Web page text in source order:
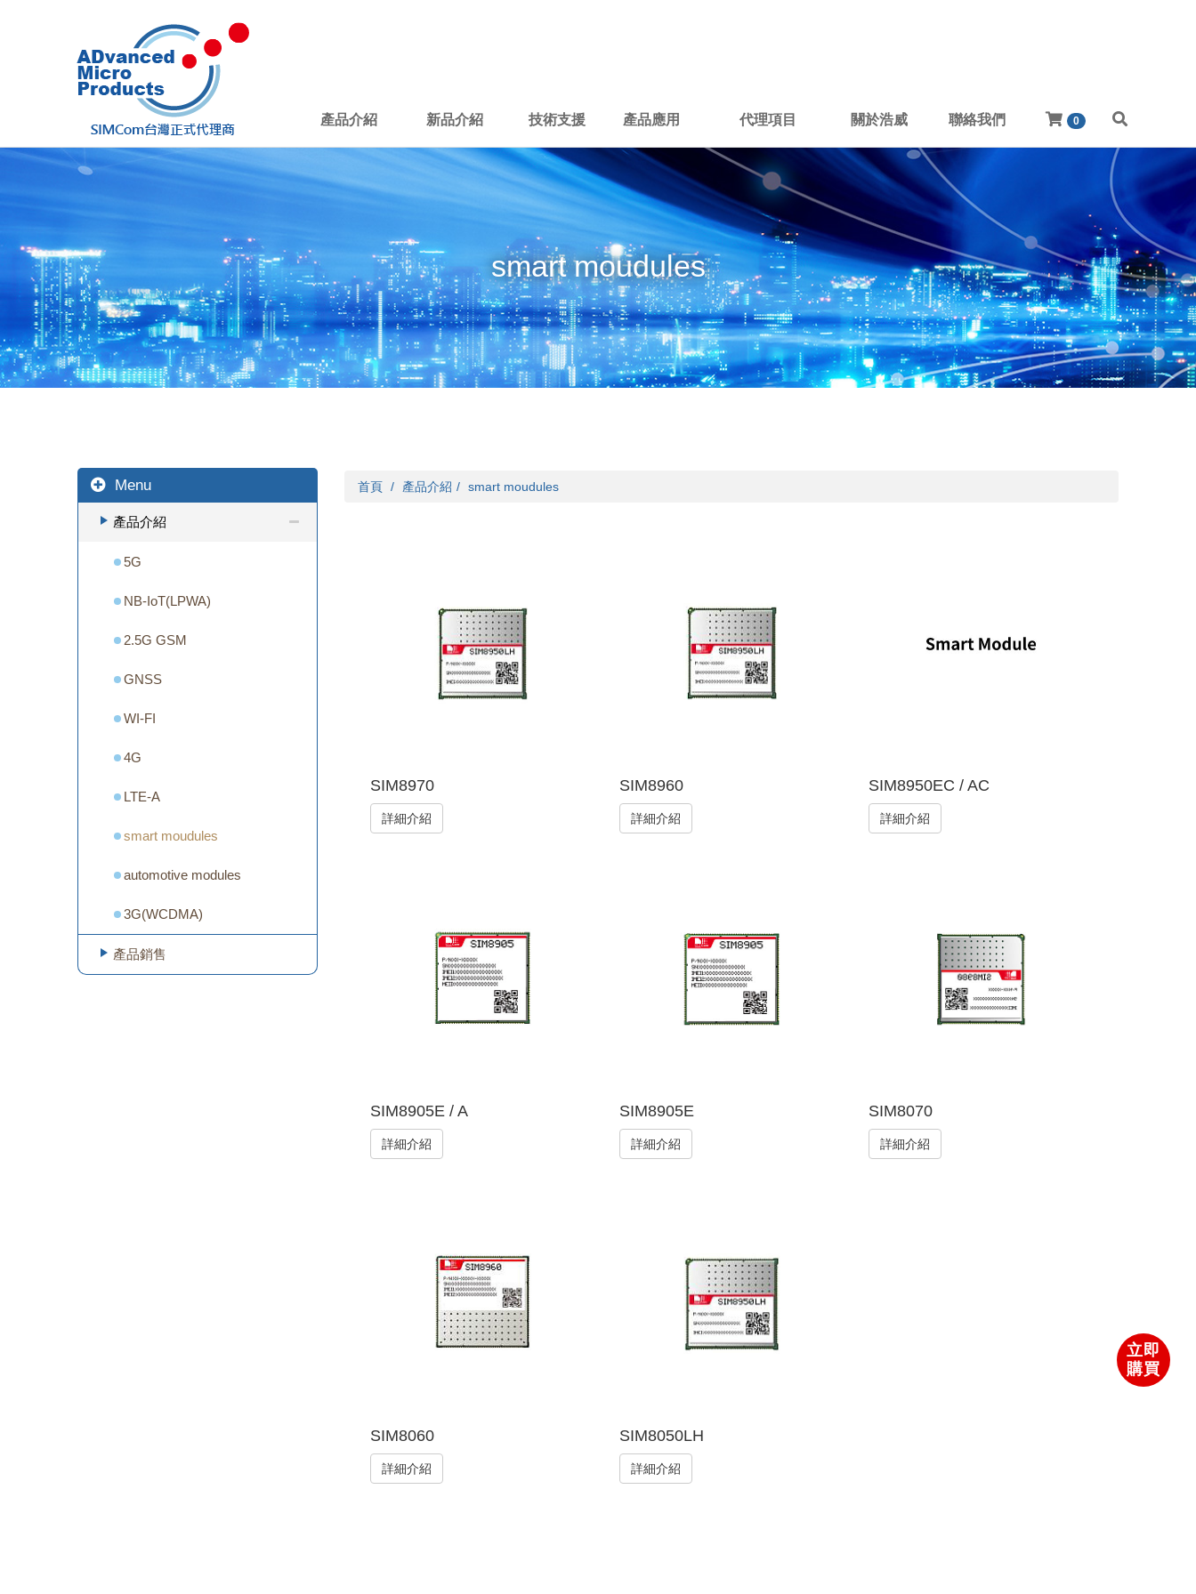
產品介紹 新品介紹
New Products
技術支援
Service
產品應用
Application
代理項目
Agency project
關於浩威
About US
聯絡我們
Contact Us
0
smart moudules
Menu
產品介紹
5G
NB-IoT(LPWA)
2.5G GSM
GNSS
WI-FI
4G
LTE-A
smart moudules
automotive modules
3G(WCDMA)
產品銷售
首頁 產品介紹 smart moudules
SIM8970
詳細介紹
SIM8960
詳細介紹
SIM8950EC / AC
詳細介紹
SIM8905E / A
詳細介紹
SIM8905E
詳細介紹
SIM8070
詳細介紹
SIM8060
詳細介紹
SIM8050LH
詳細介紹
立即
購買